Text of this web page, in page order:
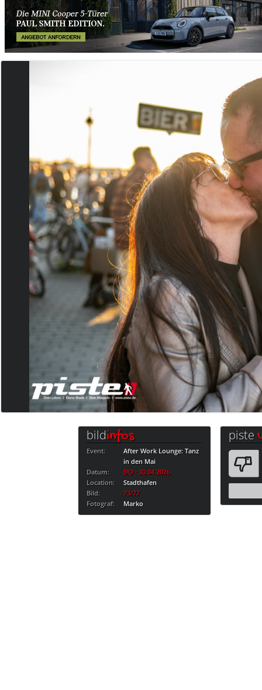
bildinfos
Event:
After Work Lounge: Tanz
in den Mai
Datum:
DO · 30.04.2026
Location:
Stadthafen
Bild:
73/77
Fotograf:
Marko
piste